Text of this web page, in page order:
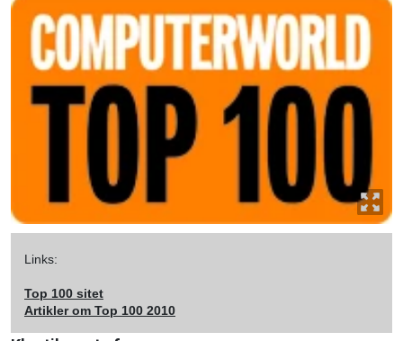
Links:
Top 100 sitet
Artikler om Top 100 2010